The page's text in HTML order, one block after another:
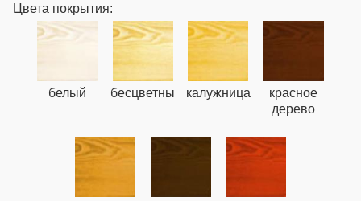
Цвета покрытия:
белый бесцветный калужница
красное
дерево